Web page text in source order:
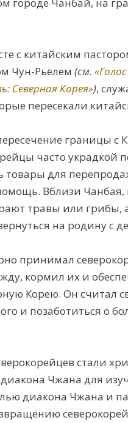
с китайским
Чун-Рьёлем (см.
Северная Корея»),
пересекали
границы с
часто
товары для
Вблизи Чанбая,
травы или грибы,
на родину с
принимал
кормил их и
Корею. Он считал
и позаботиться о
стали
Чжана для
диакона Чжана и